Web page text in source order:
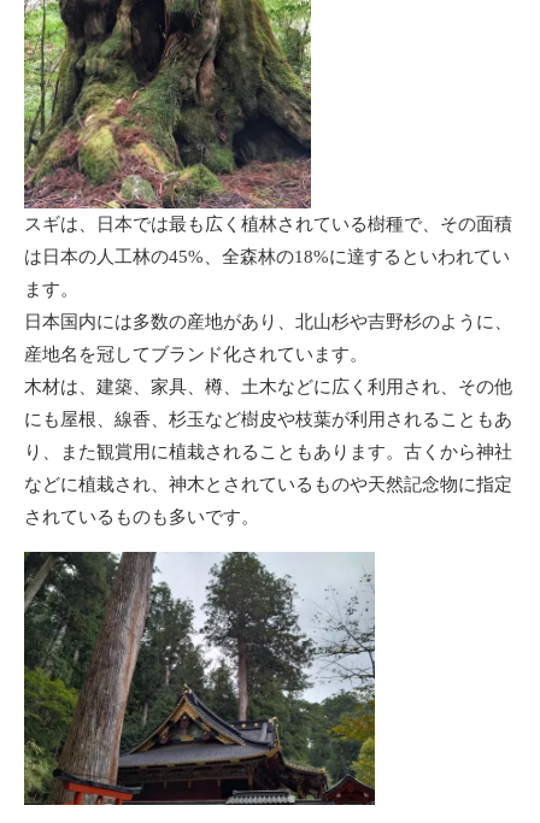
スギは、日本では最も広く植林されている樹種で、その面積
は日本の人工林の45%、全森林の18%に達するといわれてい
ます。
日本国内には多数の産地があり、北山杉や吉野杉のように、
産地名を冠してブランド化されています。
木材は、建築、家具、樽、土木などに広く利用され、その他
にも屋根、線香、杉玉など樹皮や枝葉が利用されることもあ
り、また観賞用に植栽されることもあります。古くから神社
などに植栽され、神木とされているものや天然記念物に指定
されているものも多いです。